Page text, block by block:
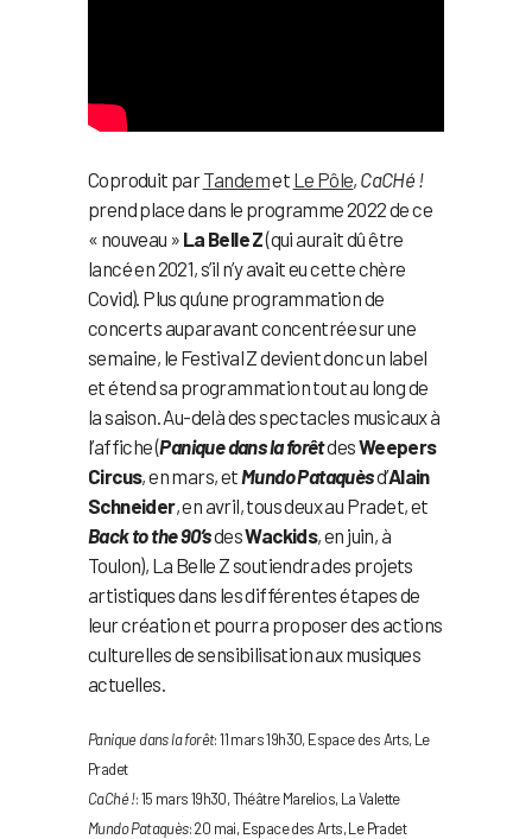
Coproduit parTandemet Le Pôle, CaCHé !
prend place dans le programme 2022 de ce
« nouveau » La Belle Z(qui aurait dû être
lancé en 2021, s’il n’y avait eu cette chère
Covid). Plus qu’une programmation de
concerts auparavant concentrée sur une
semaine, le Festival Z devient donc un label
et étend sa programmation tout au long de
la saison. Au-delà des spectacles musicaux à
l’affiche (Panique dans la forêtdesWeepers
Circus, en mars, et Mundo Pataquèsd’Alain
Schneider, en avril, tous deux au Pradet, et
Back to the 90’sdesWackids, en juin, à
Toulon), La Belle Z soutiendra des projets
artistiques dans les différentes étapes de
leur création et pourra proposer des actions
culturelles de sensibilisation aux musiques
actuelles.
Panique dans la forêt: 11 mars 19h30, Espace des Arts, Le
Pradet
CaChé !: 15 mars 19h30, Théâtre Marelios, La Valette
Mundo Pataquès: 20 mai, Espace des Arts, Le Pradet